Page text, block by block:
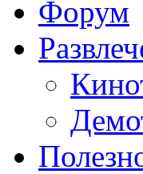
Форум